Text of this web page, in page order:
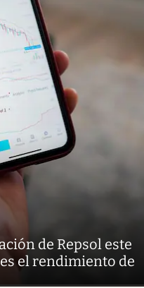
de Repsol este
el rendimiento de